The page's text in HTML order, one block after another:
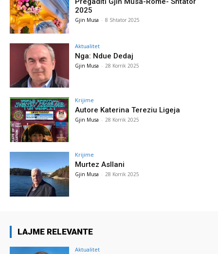
2025
Gjin Musa - 8 Shtator 2025
Aktualitet
Nga: Ndue Dedaj
Gjin Musa - 28 Korrik 2025
Krijime
Autore Katerina Tereziu Ligeja
Gjin Musa - 28 Korrik 2025
Krijime
Murtez Asllani
Gjin Musa - 28 Korrik 2025
LAJME RELEVANTE
Aktualitet